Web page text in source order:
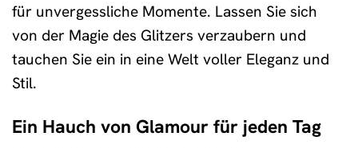
für unvergessliche Momente. Lassen Sie sich
von der Magie des Glitzers verzaubern und
tauchen Sie ein in eine Welt voller Eleganz und
Stil.
Ein Hauch von Glamour für jeden Tag